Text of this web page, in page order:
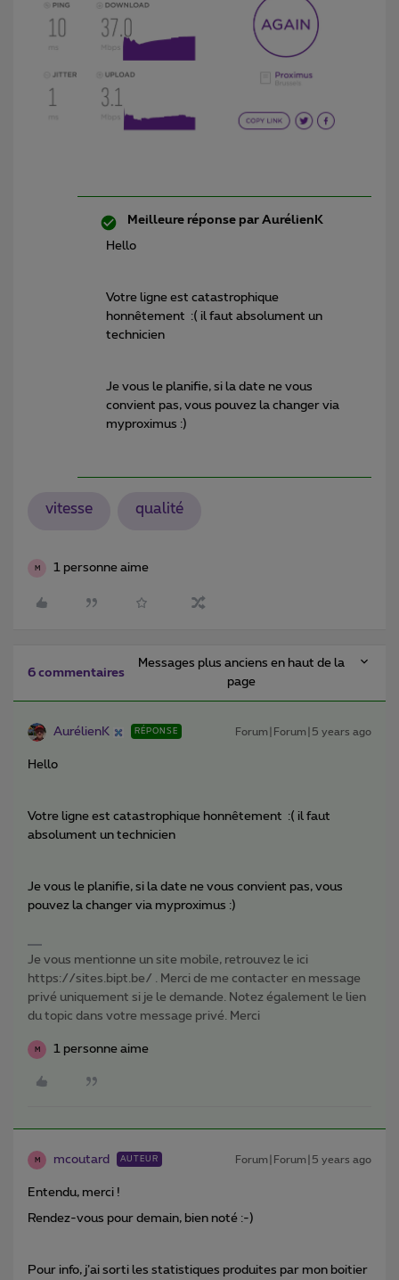
Meilleure réponse par AurélienK
Hello
Votre ligne est catastrophique
honnêtement :( il faut absolument un
technicien
Je vous le planifie, si la date ne vous
convient pas, vous pouvez la changer via
myproximus :)
vitesse qualité
M 1 personne aime
6 commentaires
Messages plus anciens en haut de la
page
AurélienK RÉPONSE Forum|Forum|5 years ago
Hello
Votre ligne est catastrophique honnêtement :( il faut
absolument un technicien
Je vous le planifie, si la date ne vous convient pas, vous
pouvez la changer via myproximus :)
Je vous mentionne un site mobile, retrouvez le ici
https://sites.bipt.be/ . Merci de me contacter en message
privé uniquement si je le demande. Notez également le lien
du topic dans votre message privé. Merci
M 1 personne aime
M mcoutard AUTEUR Forum|Forum|5 years ago
Entendu, merci !
Rendez-vous pour demain, bien noté :-)
Pour info, j’ai sorti les statistiques produites par mon boitier